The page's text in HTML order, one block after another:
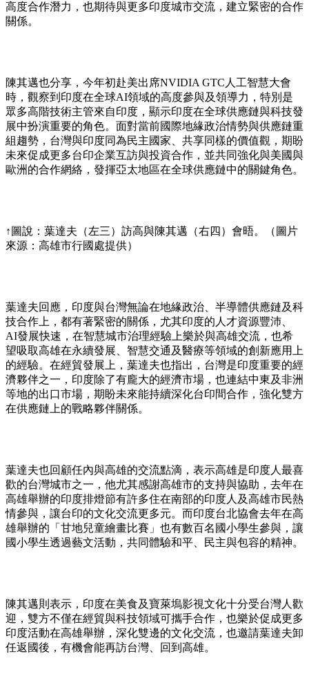
高度合作潛力，也期待與更多印度城市交流，建立緊密的合作
關係。
陳其邁也分享，今年初赴美出席NVIDIA GTC人工智慧大會
時，觀察到印度在全球AI領域的高度參與及領導力，特別是
眾多高階技術主管來自印度，顯示印度在全球供應鏈與科技發
展中扮演重要的角色。面對當前國際地緣政治情勢與供應鏈重
組趨勢，台灣與印度同為民主國家、共享同樣的價值觀，期盼
未來促成更多台印企業互訪與投資合作，並共同強化與美國與
歐洲的合作網絡，發揮亞太地區在全球供應鏈中的關鍵角色。
↑圖說：葉達夫（左三）訪高與陳其邁（右四）會晤。（圖片
來源：高雄市行國處提供）
葉達夫回應，印度與台灣無論在地緣政治、半導體供應鏈及科
技合作上，都有著緊密的關係，尤其印度的人才資源豐沛、
AI發展快速，在智慧城市治理經驗上樂於與高雄交流，也希
望吸取高雄在永續發展、智慧交通及醫療等領域的創新應用上
的經驗。在經貿發展上，葉達夫也指出，台灣是印度重要的經
濟夥伴之一，印度除了有龐大的經濟市場，也連結中東及非洲
等地的出口市場，期盼未來能持續深化台印間合作，強化雙方
在供應鏈上的戰略夥伴關係。
葉達夫也回顧任內與高雄的交流點滴，表示高雄是印度人最喜
歡的台灣城市之一，他尤其感謝高雄市的支持與協助，去年在
高雄舉辦的印度排燈節有許多住在南部的印度人及高雄市民熱
情參與，讓台印的文化交流更多元。而印度台北協會去年在高
雄舉辦的「甘地兒童繪畫比賽」也有數百名國小學生參與，讓
國小學生透過藝文活動，共同體驗和平、民主與包容的精神。
陳其邁則表示，印度在美食及寶萊塢影視文化十分受台灣人歡
迎，雙方不僅在經貿與科技領域可攜手合作，也樂於促成更多
印度活動在高雄舉辦，深化雙邊的文化交流，也邀請葉達夫卸
任返國後，有機會能再訪台灣、回到高雄。